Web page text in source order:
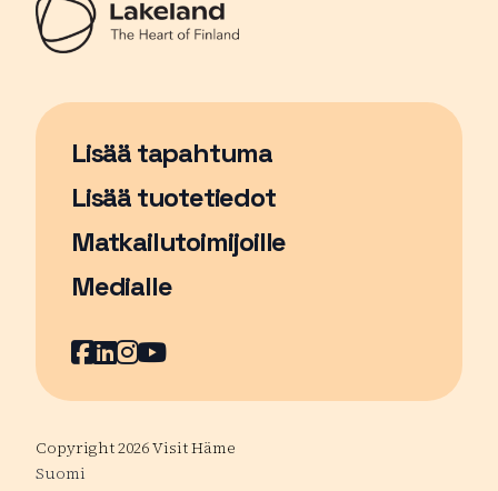
Lisää tapahtuma
Sivu avautuu uudessa ikkunassa
Lisää tuotetiedot
Matkailutoimijoille
Medialle
Facebook
Sivu avautuu uudessa ikkunassa
LinkedIn
Sivu avautuu uudessa ikkunassa
Instagram
Sivu avautuu uudessa
YouTube
Sivu avautuu uudessa
Copyright 2026 Visit Häme
Suomi